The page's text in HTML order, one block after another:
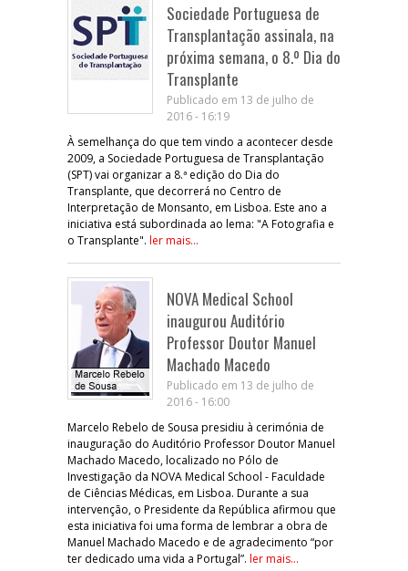
Sociedade Portuguesa de
Transplantação assinala, na
próxima semana, o 8.º Dia do
Transplante
Publicado em 13 de julho de
2016 - 16:19
À semelhança do que tem vindo a acontecer desde
2009, a Sociedade Portuguesa de Transplantação
(SPT) vai organizar a 8.ª edição do Dia do
Transplante, que decorrerá no Centro de
Interpretação de Monsanto, em Lisboa. Este ano a
iniciativa está subordinada ao lema: "A Fotografia e
o Transplante". ler mais...
NOVA Medical School
inaugurou Auditório
Professor Doutor Manuel
Machado Macedo
Publicado em 13 de julho de
2016 - 16:00
Marcelo Rebelo de Sousa presidiu à cerimónia de
inauguração do Auditório Professor Doutor Manuel
Machado Macedo, localizado no Pólo de
Investigação da NOVA Medical School - Faculdade
de Ciências Médicas, em Lisboa. Durante a sua
intervenção, o Presidente da República afirmou que
esta iniciativa foi uma forma de lembrar a obra de
Manuel Machado Macedo e de agradecimento “por
ter dedicado uma vida a Portugal”. ler mais...